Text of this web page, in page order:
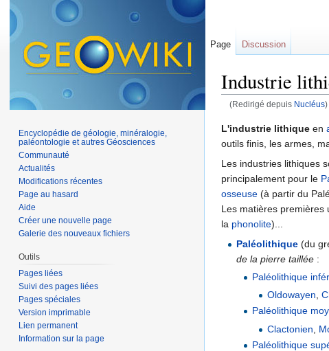
Industrie
(Redirigé depuis Nucléus)
L'industrie lithique en
outils finis, les armes,
Les industries lithiques
principalement pour le
osseuse (à partir du
Les matières premières
la phonolite)...
Paléolithique (du
de la pierre taillée :
Paléolithique
Oldowayen ,
Paléolithique
Clactonien
Paléolithique
Page Discussion
Encyclopédie de géologie, minéralogie,
paléontologie et autres Géosciences
Communauté
Actualités
Modifications récentes
Page au hasard
Aide
Créer une nouvelle page
Galerie des nouveaux fichiers
Outils
Pages liées
Suivi des pages liées
Pages spéciales
Version imprimable
Lien permanent
Information sur la page